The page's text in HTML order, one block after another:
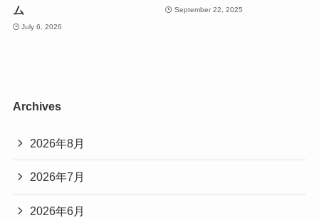
ム
July 6, 2026
September 22, 2025
Archives
2026年8月
2026年7月
2026年6月